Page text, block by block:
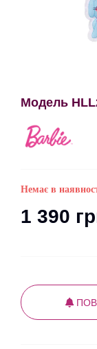
Модель
Немає в
1 390